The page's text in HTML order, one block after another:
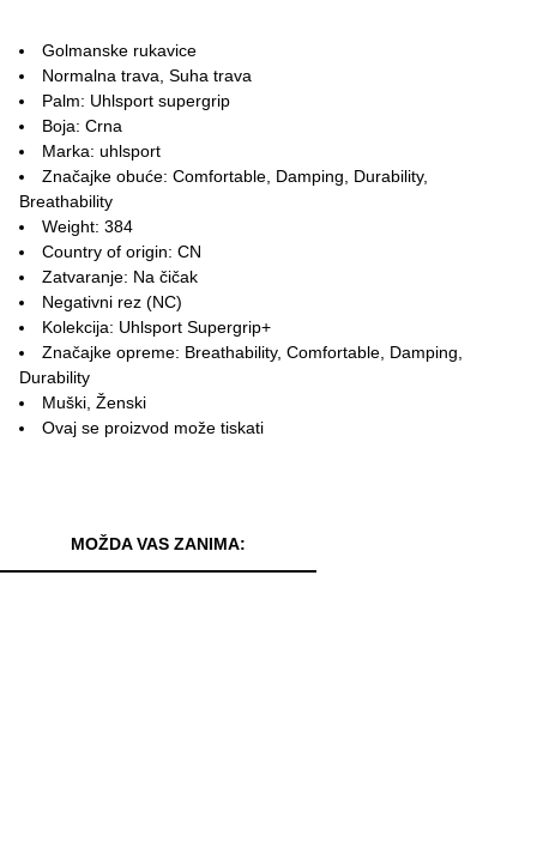
Golmanske rukavice
Normalna trava, Suha trava
Palm: Uhlsport supergrip
Boja: Crna
Marka: uhlsport
Značajke obuće: Comfortable, Damping, Durability,
Breathability
Weight: 384
Country of origin: CN
Zatvaranje: Na čičak
Negativni rez (NC)
Kolekcija: Uhlsport Supergrip+
Značajke opreme: Breathability, Comfortable, Damping,
Durability
Muški, Ženski
Ovaj se proizvod može tiskati
MOŽDA VAS ZANIMA: